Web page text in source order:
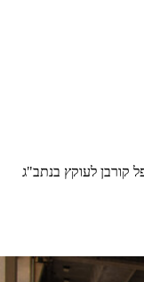
קורבן לעוקץ בנתב"ג